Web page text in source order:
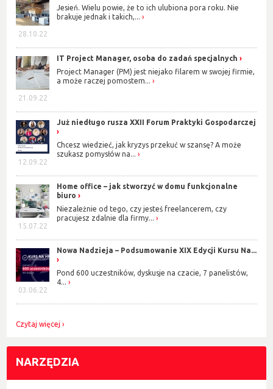
28.10.22
Jesień. Wielu powie, że to ich ulubiona pora roku. Nie
brakuje jednak i takich,...
21.09.22
IT Project Manager, osoba do zadań specjalnych
Project Manager (PM) jest niejako filarem w swojej firmie,
a może raczej pomostem...
12.09.22
Już niedługo rusza XXII Forum Praktyki Gospodarczej
Chcesz wiedzieć, jak kryzys przekuć w szansę? A może
szukasz pomysłów na...
15.07.22
Home office – jak stworzyć w domu funkcjonalne
biuro
Niezależnie od tego, czy jesteś freelancerem, czy
pracujesz zdalnie dla firmy...
03.06.22
Nowa Nadzieja – Podsumowanie XIX Edycji Kursu Na...
Pond 600 uczestników, dyskusje na czacie, 7 panelistów,
4...
Czytaj więcej
NARZĘDZIA